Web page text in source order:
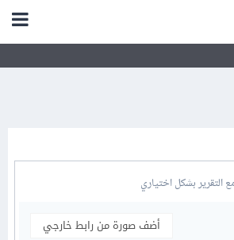
التقرير بشكل اختياري
أضف صورة من رابط خارجي